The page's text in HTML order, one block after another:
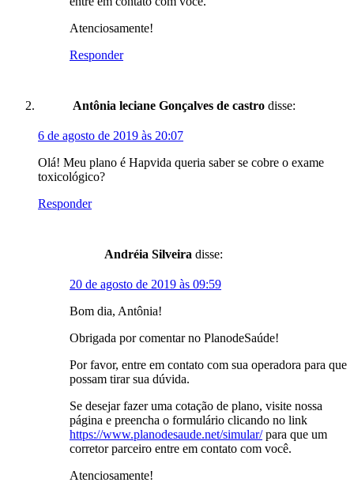
Atenciosamente!
Responder
Antônia leciane Gonçalves de castro disse:
6 de agosto de 2019 às 20:07
Olá! Meu plano é Hapvida queria saber se cobre o exame
toxicológico?
Responder
Andréia Silveira disse:
20 de agosto de 2019 às 09:59
Bom dia, Antônia!
Obrigada por comentar no PlanodeSaúde!
Por favor, entre em contato com sua operadora para que
possam tirar sua dúvida.
Se desejar fazer uma cotação de plano, visite nossa
página e preencha o formulário clicando no link
https://www.planodesaude.net/simular/para que um
corretor parceiro entre em contato com você.
Atenciosamente!